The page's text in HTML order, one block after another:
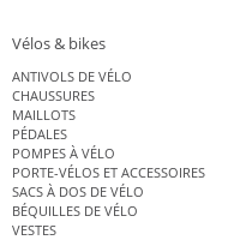
Vélos & bikes
ANTIVOLS DE VÉLO
CHAUSSURES
MAILLOTS
PÉDALES
POMPES À VÉLO
PORTE-VÉLOS ET ACCESSOIRES
SACS À DOS DE VÉLO
BÉQUILLES DE VÉLO
VESTES